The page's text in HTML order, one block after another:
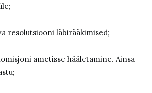
resolutsiooni läbirääkimised;
ametisse hääletamine. Ainsa